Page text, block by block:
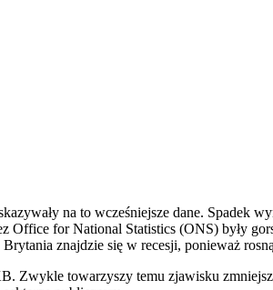
na to wcześniejsze dane. Spadek
for National Statistics (ONS) były
znajdzie się w recesji, ponieważ
Zwykle towarzyszy temu zjawisku